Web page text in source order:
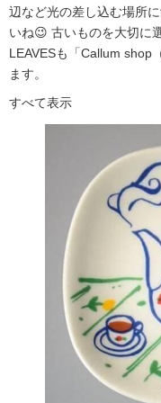
辺など光の差し込む場所
いね😉 古いものを大切に
LEAVESも「Callum shop
ます。
すべて表示